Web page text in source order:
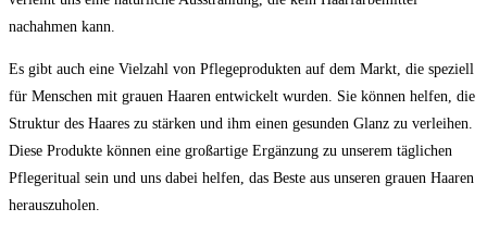
nachahmen kann.
Es gibt auch eine ⁤Vielzahl von Pflegeprodukten⁣ auf dem Markt, die​ speziell
für ​Menschen mit grauen Haaren entwickelt wurden. Sie können helfen, die
Struktur des‌ Haares zu stärken und ihm einen gesunden ‌Glanz ‍zu‍ verleihen.
Diese ⁤Produkte können eine ⁣großartige Ergänzung zu unserem täglichen
Pflegeritual sein und uns dabei helfen, das Beste aus unseren grauen‌ Haaren
‍herauszuholen.